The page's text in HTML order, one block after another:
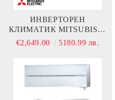
ИНВЕРТОРЕН
КЛИМАТИК MITSUBISHI
ELECTRIC MSZ-
LN50VGW + MUZ-
€2,649.00 5180.99 лв.